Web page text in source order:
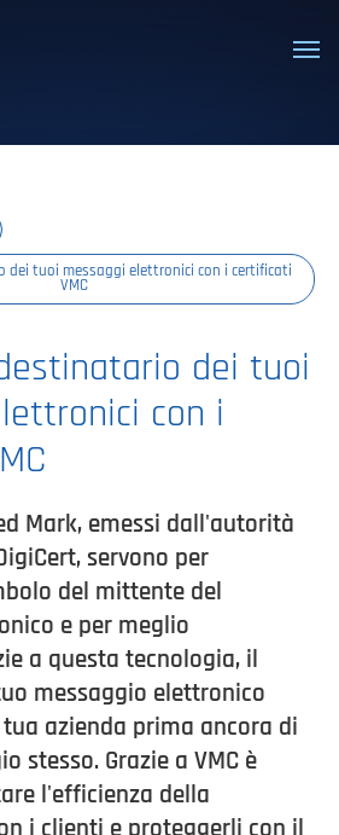
dei tuoi messaggi elettronici con i certificati
VMC
dei tuoi
con i
Mark, emessi dall'autorità
servono per
del mittente del
e per meglio
a questa tecnologia, il
messaggio elettronico
azienda prima ancora di
stesso. Grazie a VMC è
l'efficienza della
i clienti e proteggerli con il